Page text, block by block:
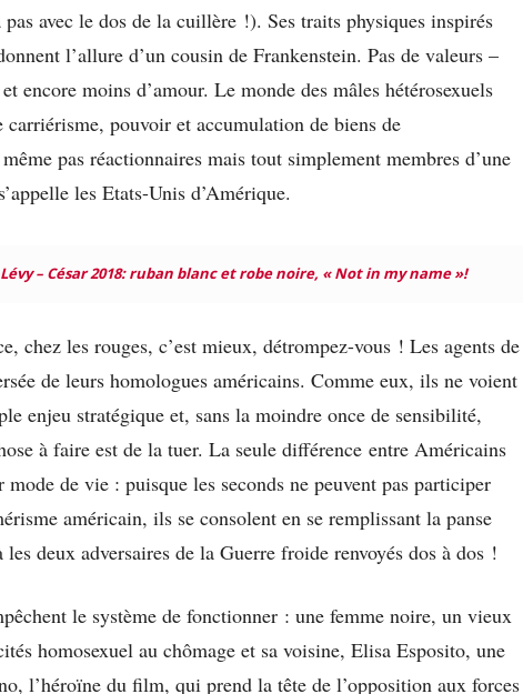
avec le dos de la cuillère !). Ses traits physiques inspirés
l’allure d’un cousin de Frankenstein. Pas de valeurs –
encore moins d’amour. Le monde des mâles hétérosexuels
carriérisme, pouvoir et accumulation de biens de
pas réactionnaires mais tout simplement membres d’une
les Etats-Unis d’Amérique.
– César 2018: ruban blanc et robe noire, « Not in my name »!
chez les rouges, c’est mieux, détrompez-vous ! Les agents de
de leurs homologues américains. Comme eux, ils ne voient
enjeu stratégique et, sans la moindre once de sensibilité,
à faire est de la tuer. La seule différence entre Américains
mode de vie : puisque les seconds ne peuvent pas participer
américain, ils se consolent en se remplissant la panse
deux adversaires de la Guerre froide renvoyés dos à dos !
le système de fonctionner : une femme noire, un vieux
homosexuel au chômage et sa voisine, Elisa Esposito, une
l’héroïne du film, qui prend la tête de l’opposition aux forces